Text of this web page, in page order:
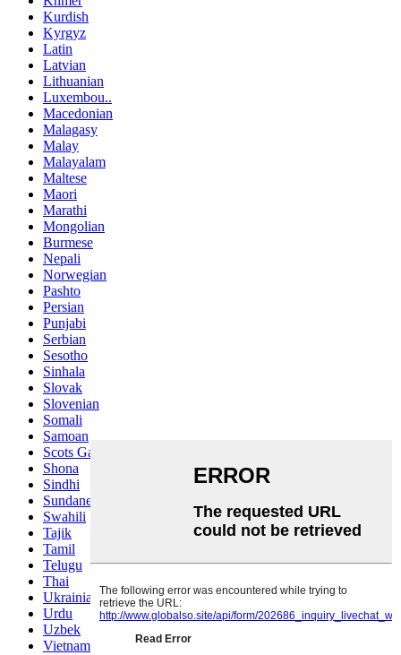
Kurdish
Kyrgyz
Latin
Latvian
Lithuanian
Luxembou..
Macedonian
Malagasy
Malay
Malayalam
Maltese
Maori
Marathi
Mongolian
Burmese
Nepali
Norwegian
Pashto
Persian
Punjabi
Serbian
Sesotho
Sinhala
Slovak
Slovenian
Somali
Samoan
Scots Gaelic
Shona
Sindhi
Sundanese
Swahili
Tajik
Tamil
Telugu
Thai
Ukrainian
Urdu
Uzbek
Vietnamese